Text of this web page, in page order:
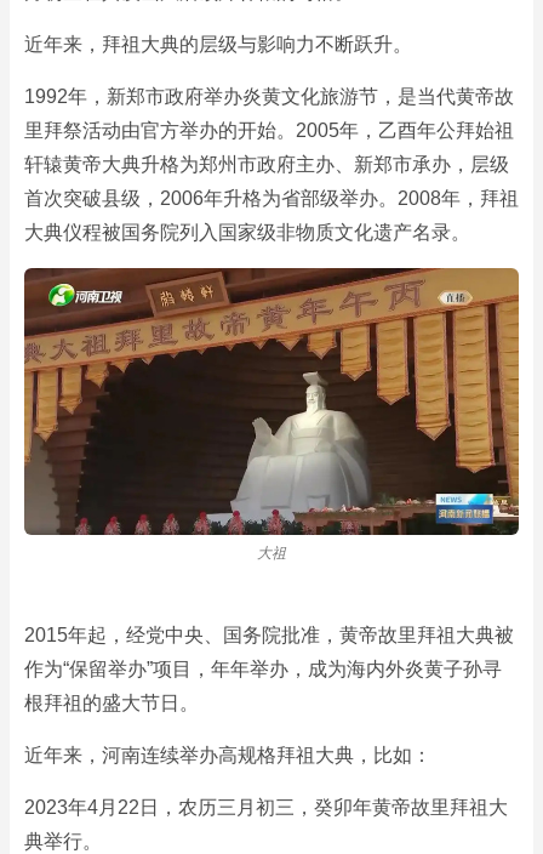
近年来，拜祖大典的层级与影响力不断跃升。
1992年，新郑市政府举办炎黄文化旅游节，是当代黄帝故
里拜祭活动由官方举办的开始。2005年，乙酉年公拜始祖
轩辕黄帝大典升格为郑州市政府主办、新郑市承办，层级
首次突破县级，2006年升格为省部级举办。2008年，拜祖
大典仪程被国务院列入国家级非物质文化遗产名录。
大祖
2015年起，经党中央、国务院批准，黄帝故里拜祖大典被
作为“保留举办”项目，年年举办，成为海内外炎黄子孙寻
根拜祖的盛大节日。
近年来，河南连续举办高规格拜祖大典，比如：
2023年4月22日，农历三月初三，癸卯年黄帝故里拜祖大
典举行。